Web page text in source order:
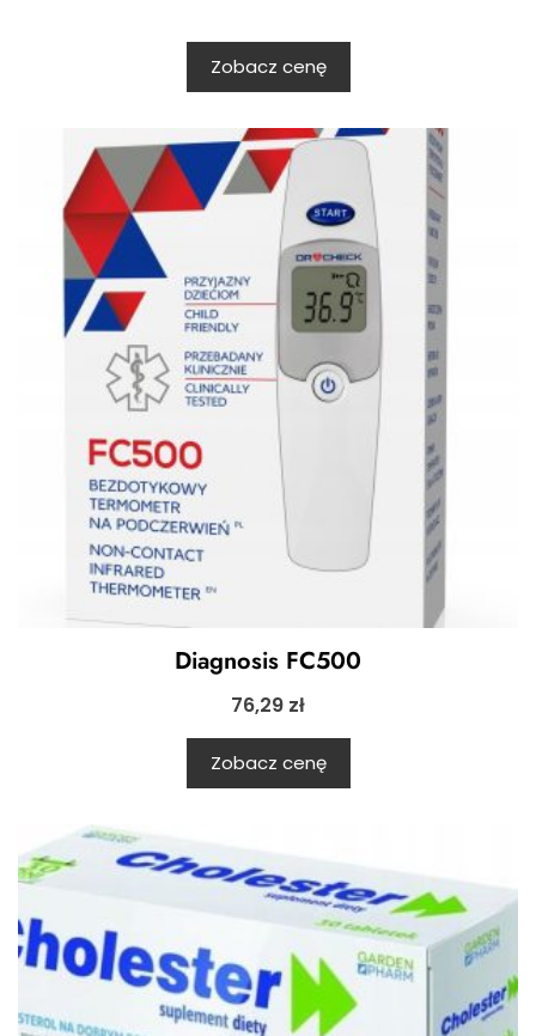
Zobacz cenę
Diagnosis FC500
76,29 zł
Zobacz cenę